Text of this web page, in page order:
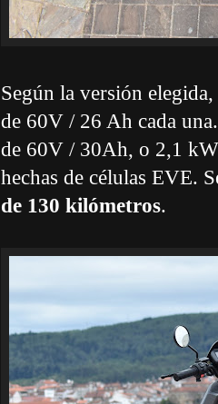
Según la versión
de 60V / 26 Ah cada
de 60V / 30Ah, o 2,1
hechas de células EVE.
de 130 kilómetros.